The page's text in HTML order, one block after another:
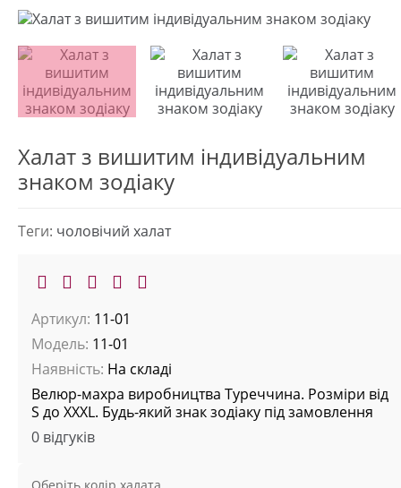
Халат з вишитим індивідуальним
знаком зодіаку
Теги: чоловічий халат
Артикул: 11-01
Модель: 11-01
Наявність: На складі
Велюр-махра виробництва Туреччина. Розміри від
S до XXXL. Будь-який знак зодіаку під замовлення
0 відгуків